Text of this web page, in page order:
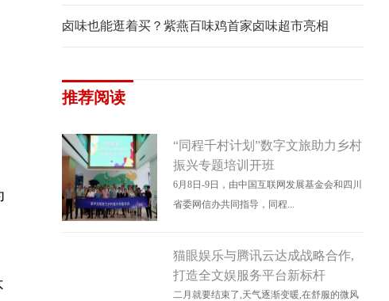
卤味也能逛着买？紫燕百味鸡首家卤味超市亮相
推荐阅读
“同程千村计划”数字文旅助力乡村
振兴专题培训开班
6月8日-9日，由中国互联网发展基金会和四川
省委网信办共同指导，同程...
猫眼娱乐与腾讯云达成战略合作,
打造全文娱服务平台新标杆
二月就要结束了,天气逐渐变暖,在舒服的微风